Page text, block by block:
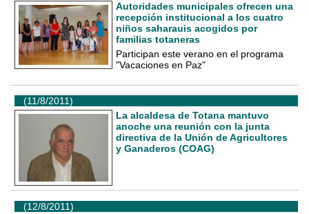
Autoridades municipales ofrecen una
recepción institucional a los cuatro
niños saharauis acogidos por
familias totaneras
Participan este verano en el programa
"Vacaciones en Paz"
(11/8/2011)
La alcaldesa de Totana mantuvo
anoche una reunión con la junta
directiva de la Unión de Agricultores
y Ganaderos (COAG)
(12/8/2011)